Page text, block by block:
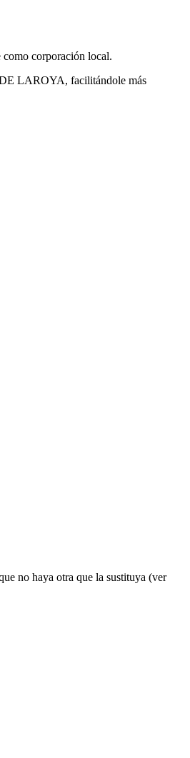
corporación local.
LAROYA, facilitándole más
no haya otra que la sustituya (ver